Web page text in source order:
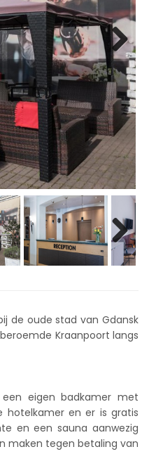
de oude stad van Gdansk
Kraanpoort langs
eigen badkamer met
hotelkamer en er is gratis
en een sauna aanwezig
maken tegen betaling van